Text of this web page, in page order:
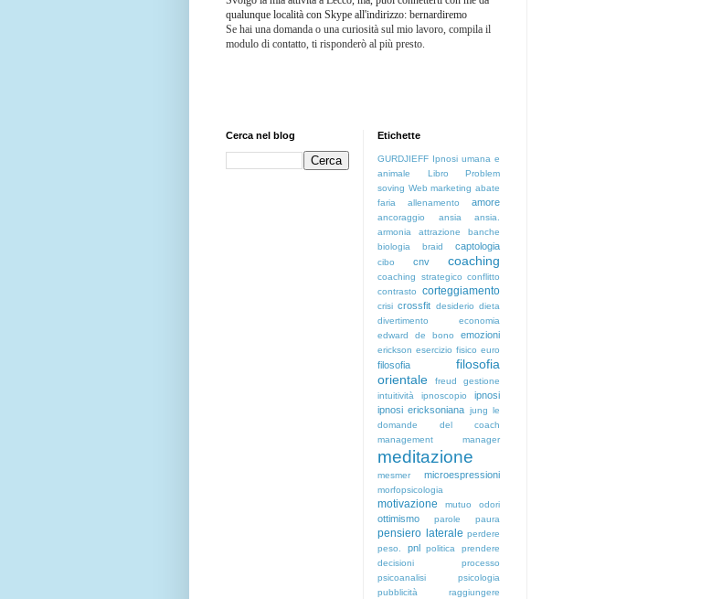
qualunque località con Skype all'indirizzo: bernardiremo
Se hai una domanda o una curiosità sul mio lavoro, compila il
modulo di contatto, ti risponderò al più presto.
Cerca nel blog Etichette
GURDJIEFF Ipnosi umana e
animale
Libro
Problem
soving Web marketing abate
faria
allenamento amore
ancoraggio ansia
ansia.
armonia
attrazione
banche
biologia
braid captologia
cibo cnv coaching
coaching strategico conflitto
contrasto
corteggiamento
crisi crossfit desiderio dieta
divertimento
economia
edward de bono
emozioni
erickson esercizio fisico euro
filosofia
filosofia
orientale
freud
gestione
intuitività
ipnoscopio
ipnosi
ipnosi ericksoniana jung le
domande del coach
management
manager
meditazione
mesmer microespressioni
morfopsicologia
motivazione mutuo odori
ottimismo parole paura
pensiero laterale perdere
peso.
pnl politica
prendere
decisioni
processo
psicoanalisi
psicologia
pubblicità
raggiungere